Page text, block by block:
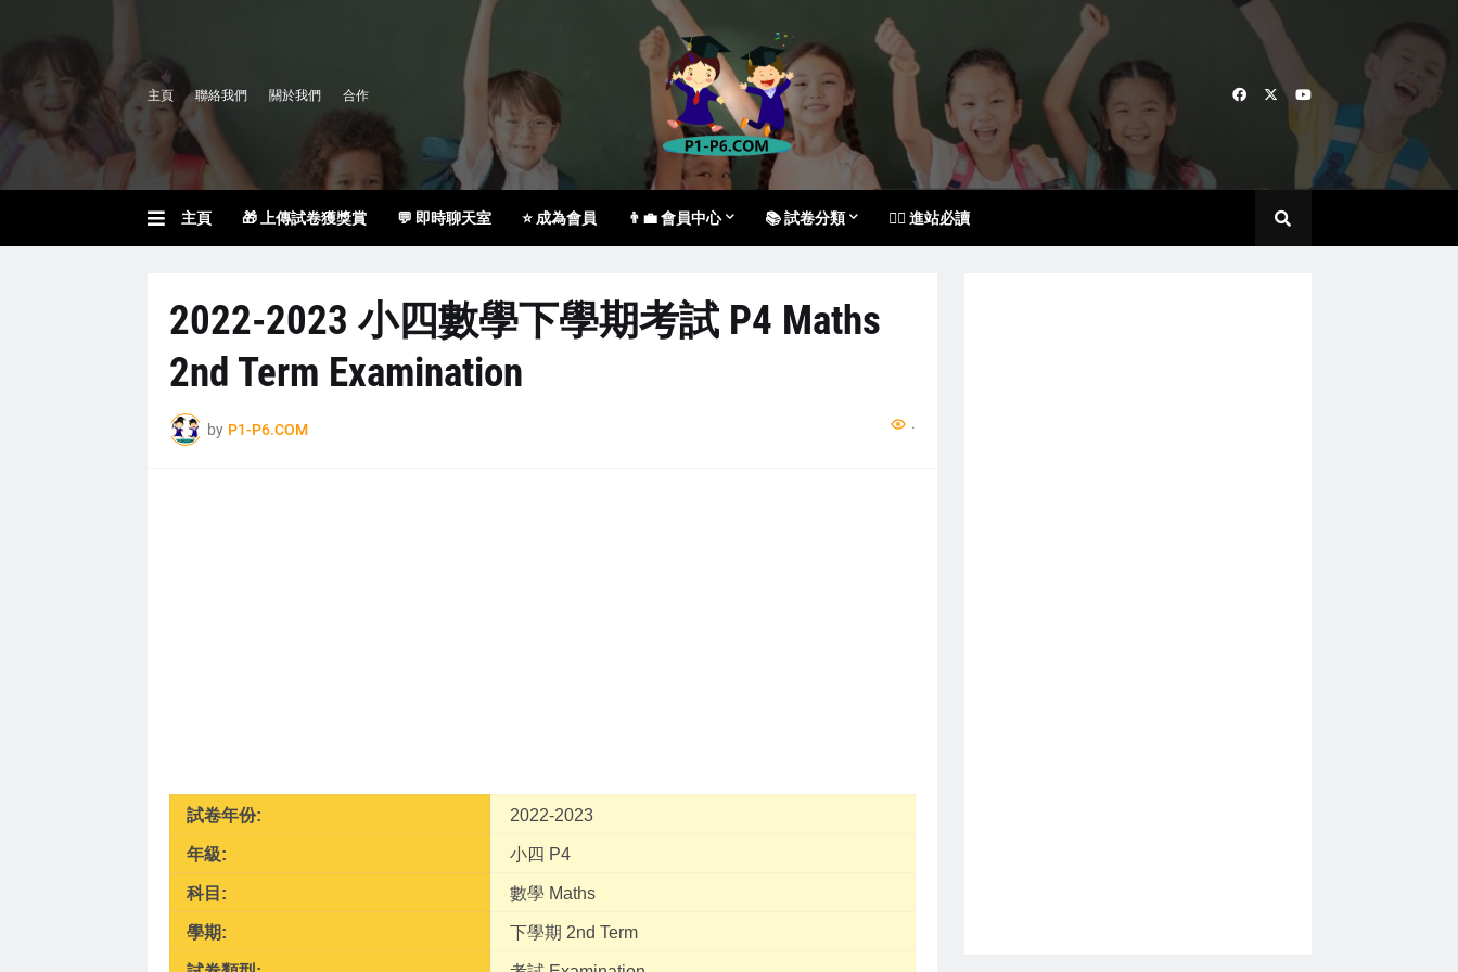
主頁 聯絡我們 關於我們 合作
主頁 🎁 上傳試卷獲獎賞 💬 即時聊天室 ⭐ 成為會員 👨‍💼 會員中心 📚 試卷分類 🙇‍♀️ 進站必讀
2022-2023 小四數學下學期考試 P4 Maths
2nd Term Examination
by P1-P6.COM ...
試卷年份: 2022-2023
年級: 小四 P4
科目: 數學 Maths
學期: 下學期 2nd Term